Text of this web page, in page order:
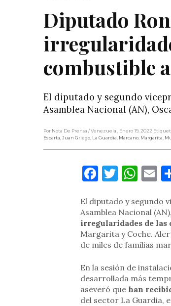
Diputado
combustible
El diputado y segundo
Asamblea Nacional (AN),
Por Nota De Prensa / Venezuela , Enero 19, 2022
Esparta,Juan Griego, La Guardia, Marcano, Margarita,
Facebook
El diputado y segundo
Asamblea Nacional (AN),
irregularidades de las
Margarita y Coche.
de miles de familias
En la sesión de
desarrollada más
aseveró quehan
del sector La Guardia,